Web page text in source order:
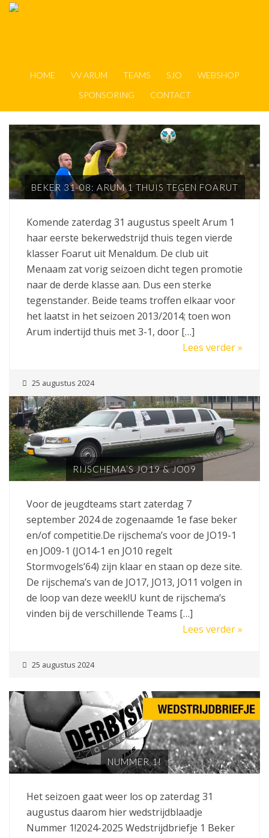
HOME VV ARUM TEAMS SJO
WEBSHOP
SPONSORING
CONTACT
BEKER 31-08: ARUM 1 THUIS TEGEN FOARUT
Komende zaterdag 31 augustus speelt Arum 1
haar eerste bekerwedstrijd thuis tegen vierde
klasser Foarut uit Menaldum. De club uit
Menaam zat vorig seizoen dicht tegen promotie
naar de derde klasse aan. Dus een sterke
tegenstander. Beide teams troffen elkaar voor
het laatst in het seizoen 2013/2014; toen won
Arum indertijd thuis met 3-1, door […]
Lees verder »
25 augustus 2024
RIJSCHEMA’S JO19 & JO09
Voor de jeugdteams start zaterdag 7
september 2024 de zogenaamde 1e fase beker
en/of competitie.De rijschema’s voor de JO19-1
en JO09-1 (JO14-1 en JO10 regelt
Stormvogels’64) zijn klaar en staan op deze site.
De rijschema’s van de JO17, JO13, JO11 volgen in
de loop van deze week!U kunt de rijschema’s
vinden bij de verschillende Teams […]
Lees verder »
25 augustus 2024
NUMMER 1!
Het seizoen gaat weer los op zaterdag 31
augustus daarom hier wedstrijdblaadje
Nummer 1!2024-2025 Wedstrijdbriefje 1 Beker